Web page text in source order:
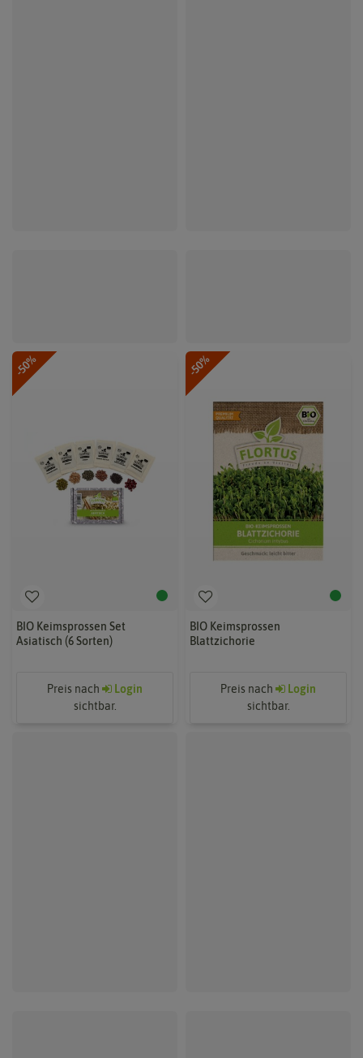
-50%
BIO Keimsprossen Set
Asiatisch (6 Sorten)
Preis nach
Login
sichtbar.
-50%
BIO Keimsprossen
Blattzichorie
Preis nach
Login
sichtbar.